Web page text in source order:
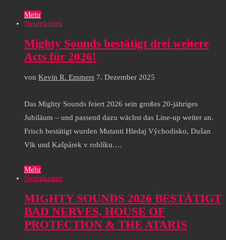
Mehr
Neuigkeiten
Mighty Sounds bestätigt drei weitere
Acts für 2026!
von Kevin R. Emmers 7. Dezember 2025
Das Mighty Sounds feiert 2026 sein großes 20-jähriges
Jubiläum – und passend dazu wächst das Line-up weiter an.
Frisch bestätigt wurden Mutanti Hledaj Východisko, Dušan
Vlk und Kašpárek v rohlíku.…
Mehr
Neuigkeiten
MIGHTY SOUNDS 2026 BESTÄTIGT
BAD NERVES, HOUSE OF
PROTECTION & THE ATARIS